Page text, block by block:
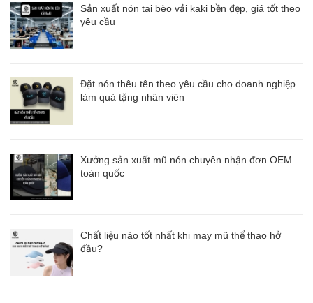
Sản xuất nón tai bèo vải kaki bền đẹp, giá tốt theo
yêu cầu
Đặt nón thêu tên theo yêu cầu cho doanh nghiệp
làm quà tặng nhân viên
Xưởng sản xuất mũ nón chuyên nhận đơn OEM
toàn quốc
Chất liệu nào tốt nhất khi may mũ thể thao hở
đầu?